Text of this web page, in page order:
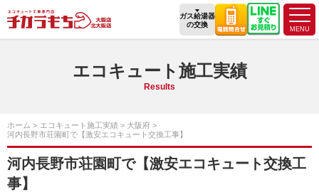
ガス給湯器
の交換
エコキュート施工実績
Results
ホーム エコキュート施工実績
大阪府
河内長野市荘園町で【激安エコキュート交換工事】
河内長野市荘園町で【激安エコキュート交換工
事】